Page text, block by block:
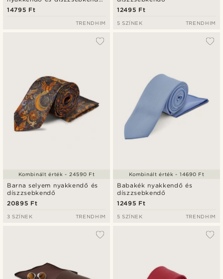
szett
14795 Ft
TRENDHIM
12495 Ft
5 SZÍNEK TRENDHIM
Barna selyem nyakkendő és
díszzsebkendő
20895 Ft
Kombinált érték - 24590 Ft
3 SZÍNEK TRENDHIM
Babakék nyakkendő és
díszzsebkendő
12495 Ft
Kombinált érték - 14690 Ft
5 SZÍNEK TRENDHIM